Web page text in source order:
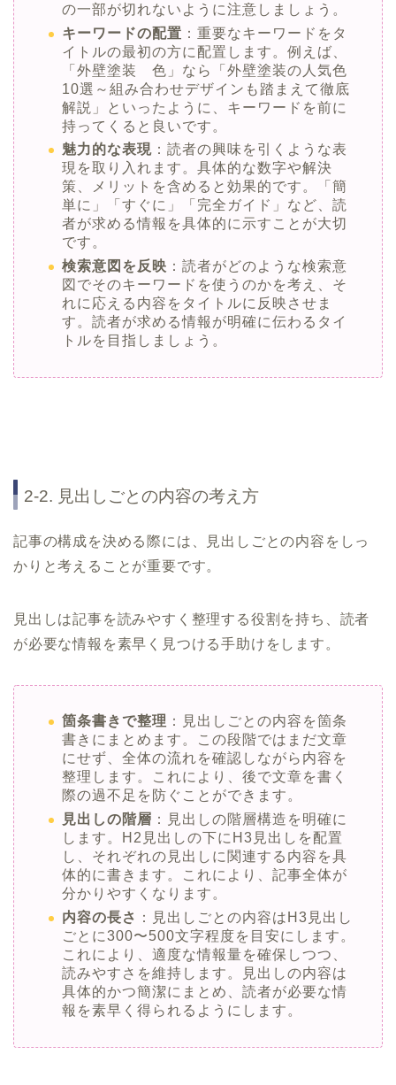
の一部が切れないように注意しましょう。
キーワードの配置 ：重要なキーワードをタ
イトルの最初の方に配置します。例えば、
「外壁塗装 色」なら「外壁塗装の人気色
10選～組み合わせデザインも踏まえて徹底
解説」といったように、キーワードを前に
持ってくると良いです。
魅力的な表現 ：読者の興味を引くような表
現を取り入れます。具体的な数字や解決
策、メリットを含めると効果的です。「簡
単に」「すぐに」「完全ガイド」など、読
者が求める情報を具体的に示すことが大切
です。
検索意図を反映 ：読者がどのような検索意
図でそのキーワードを使うのかを考え、そ
れに応える内容をタイトルに反映させま
す。読者が求める情報が明確に伝わるタイ
トルを目指しましょう。
2-2. 見出しごとの内容の考え方
記事の構成を決める際には、見出しごとの内容をしっ
かりと考えることが重要です。
見出しは記事を読みやすく整理する役割を持ち、読者
が必要な情報を素早く見つける手助けをします。
箇条書きで整理 ：見出しごとの内容を箇条
書きにまとめます。この段階ではまだ文章
にせず、全体の流れを確認しながら内容を
整理します。これにより、後で文章を書く
際の過不足を防ぐことができます。
見出しの階層 ：見出しの階層構造を明確に
します。H2見出しの下にH3見出しを配置
し、それぞれの見出しに関連する内容を具
体的に書きます。これにより、記事全体が
分かりやすくなります。
内容の長さ ：見出しごとの内容はH3見出し
ごとに300〜500文字程度を目安にします。
これにより、適度な情報量を確保しつつ、
読みやすさを維持します。見出しの内容は
具体的かつ簡潔にまとめ、読者が必要な情
報を素早く得られるようにします。